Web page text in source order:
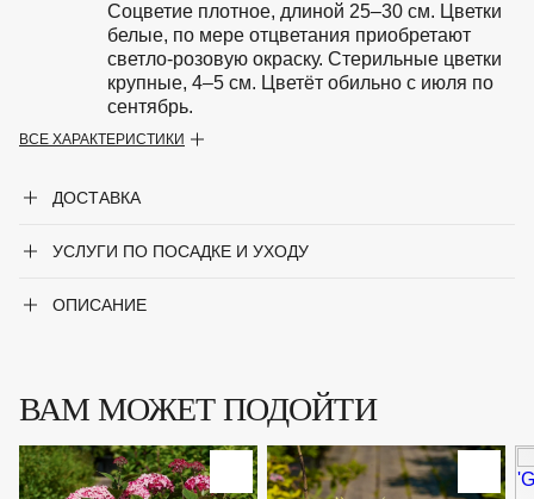
Соцветие плотное, длиной 25–30 см. Цветки
белые, по мере отцветания приобретают
светло-розовую окраску. Стерильные цветки
крупные, 4–5 см. Цветёт обильно с июля по
сентябрь.
полузатенённые места.
Период цветения
Крупногабаритный товар
Сорт
Цвет листвы Зелёный
ВСЕ ХАРАКТЕРИСТИКИ
ДОСТАВКА
УСЛУГИ ПО ПОСАДКЕ И УХОДУ
ОПИСАНИЕ
ВАМ МОЖЕТ ПОДОЙТИ